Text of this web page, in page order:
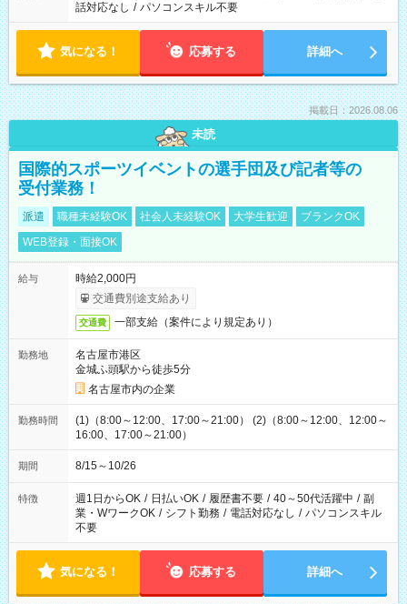
話対応なし / パソコンスキル不要
気になる！ 応募する 詳細へ
掲載日：2026.08.06
未読
国際的スポーツイベントの選手団及び記者等の
受付業務！
派遣 職種未経験OK 社会人未経験OK 大学生歓迎
ブランクOK
WEB登録・面接OK
給与
時給2,000円
交通費別途支給あり
交通費 一部支給（案件により規定あり）
勤務地
名古屋市港区
金城ふ頭駅から徒歩5分
名古屋市内の企業
勤務時間
(1)（8:00～12:00、17:00～21:00） (2)（8:00～12:00、12:00～
16:00、17:00～21:00）
期間 8/15～10/26
特徴 週1日からOK / 日払いOK / 履歴書不要 / 40～50代活躍中 / 副
業・WワークOK / シフト勤務 / 電話対応なし / パソコンスキル
不要
気になる！ 応募する 詳細へ